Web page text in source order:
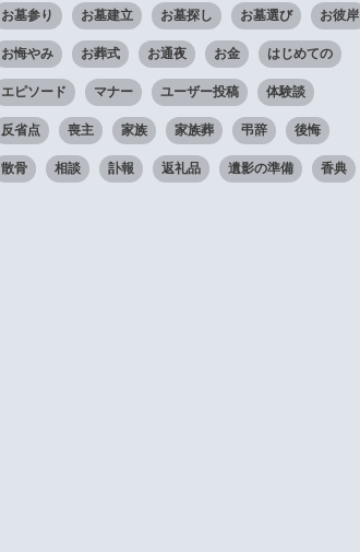
お墓参り お墓建立 お墓探し お墓選び お彼岸
お悔やみ お葬式 お通夜 お金 はじめての
エピソード マナー ユーザー投稿 体験談
反省点 喪主 家族 家族葬 弔辞 後悔
散骨 相談 訃報 返礼品 遺影の準備 香典